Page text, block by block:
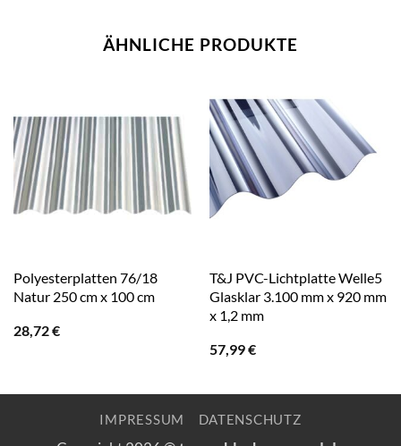
ÄHNLICHE PRODUKTE
Polyesterplatten 76/18
Natur 250 cm x 100 cm
28,72€
T&J PVC-Lichtplatte Welle5
Glasklar 3.100 mm x 920 mm
x 1,2 mm
57,99€
IMPRESSUM DATENSCHUTZ